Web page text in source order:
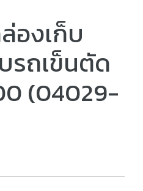
องเก็บ
รถเข็นตัด
(04029-